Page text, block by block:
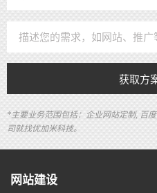
获取方
*主要业务范围包括：企业网站定制, 百
司就找优加米科技。
网站建设